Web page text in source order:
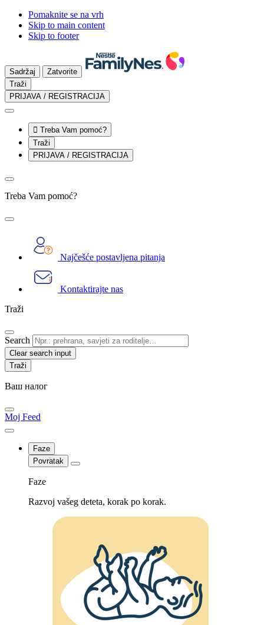
Pomaknite se na vrh
Skip to main content
Skip to footer
Sadržaj
Zatvorite
Traži
PRIJAVA / REGISTRACIJA
 Treba Vam pomoć?
Traži
PRIJAVA / REGISTRACIJA
Treba Vam pomoć?
Najčešće postavljena pitanja
Kontaktirajte nas
Traži
Search
Clear search input
Ваш налог
Moj Feed
Faze
Povratak
Faze
Razvoj vašeg deteta, korak po korak.